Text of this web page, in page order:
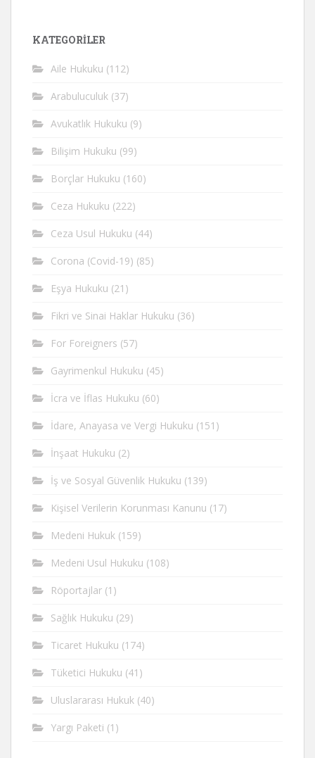
KATEGORİLER
Aile Hukuku (112)
Arabuluculuk (37)
Avukatlık Hukuku (9)
Bilişim Hukuku (99)
Borçlar Hukuku (160)
Ceza Hukuku (222)
Ceza Usul Hukuku (44)
Corona (Covid-19) (85)
Eşya Hukuku (21)
Fikri ve Sinai Haklar Hukuku (36)
For Foreigners (57)
Gayrimenkul Hukuku (45)
İcra ve İflas Hukuku (60)
İdare, Anayasa ve Vergi Hukuku (151)
İnşaat Hukuku (2)
İş ve Sosyal Güvenlik Hukuku (139)
Kişisel Verilerin Korunması Kanunu (17)
Medeni Hukuk (159)
Medeni Usul Hukuku (108)
Röportajlar (1)
Sağlık Hukuku (29)
Ticaret Hukuku (174)
Tüketici Hukuku (41)
Uluslararası Hukuk (40)
Yargı Paketi (1)